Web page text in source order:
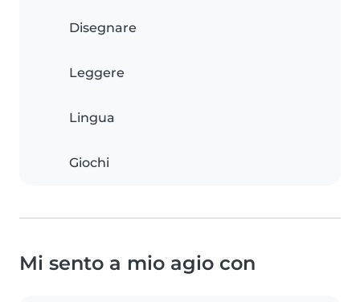
Disegnare
Leggere
Lingua
Giochi
Mi sento a mio agio con